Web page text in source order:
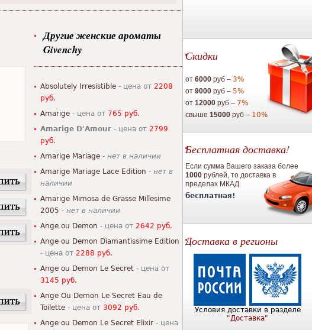
Другие женские ароматы
Givenchy
Absolutely Irresistible - цена от 2208
руб.
Amarige - цена от 765 руб.
Amarige D'Amour - цена от 2799
руб.
Amarige Mariage - нет в наличии
Amarige Mariage Lace Edition - нет в
наличии
Amarige Mimosa de Grasse Millesime
2005 - нет в наличии
Ange ou Demon - цена от 2642 руб.
Ange ou Demon Diamantissime Edition
- цена от 2288 руб.
Ange ou Demon Le Secret - цена от
3145 руб.
Ange Ou Demon Le Secret Eau de
Toilette - цена от 3092 руб.
Ange ou Demon Le Secret Elixir - цена
Скидки
от 6000 руб – 3%
от 9000 руб – 5%
от 12000 руб – 7%
свыше 15000 руб – 10%
Бесплатная доставка!
Если сумма Вашего заказа более
1000 рублей, то доставка в
пределах МКАД
бесплатная!
Доставка в регионы
Условия доставки в разделе
"Доставка"